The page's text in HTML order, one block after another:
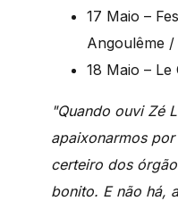
17 Maio –
Angoulême
18 Maio –
"Quando ouvi Zé
apaixonarmos
certeiro dos
bonito. E não há,